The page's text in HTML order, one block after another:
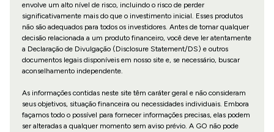
envolve um alto nível de risco, incluindo o risco de perder
significativamente mais do que o investimento inicial. Esses produtos
não são adequados para todos os investidores. Antes de tomar qualquer
decisão relacionada a um produto financeiro, você deve ler atentamente
a Declaração de Divulgação (Disclosure Statement/DS) e outros
documentos legais disponíveis em nosso site e, se necessário, buscar
aconselhamento independente.
As informações contidas neste site têm caráter geral e não consideram
seus objetivos, situação financeira ou necessidades individuais. Embora
façamos todo o possível para fornecer informações precisas, elas podem
ser alteradas a qualquer momento sem aviso prévio. A GO não pode